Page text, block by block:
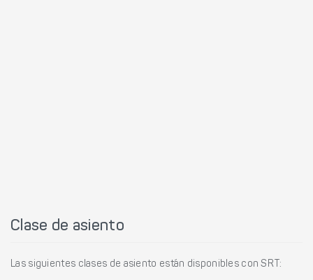
Clase de asiento
Las siguientes clases de asiento están disponibles con SRT: